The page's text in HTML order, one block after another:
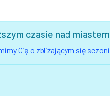
czasie nad miastem
Cię o zbliżającym się